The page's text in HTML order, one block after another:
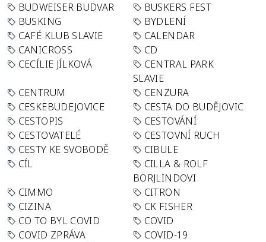
BUDWEISER BUDVAR
BUSKERS FEST
BUSKING
BYDLENÍ
CAFÉ KLUB SLAVIE
CALENDAR
CANICROSS
CD
CECÍLIE JÍLKOVÁ
CENTRAL PARK
SLAVIE
CENTRUM
CENZURA
CESKEBUDEJOVICE
CESTA DO BUDĚJOVIC
CESTOPIS
CESTOVÁNÍ
CESTOVATELÉ
CESTOVNÍ RUCH
CESTY KE SVOBODĚ
CIBULE
CÍL
CILLA & ROLF
BÖRJLINDOVI
CIMMO
CITRON
CIZINA
CK FISHER
CO TO BYL COVID
COVID
COVID ZPRÁVA
COVID-19